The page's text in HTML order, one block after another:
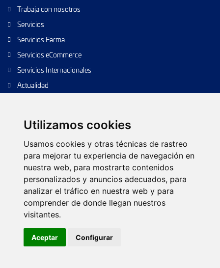
Utilizamos cookies
Usamos cookies y otras técnicas de rastreo
para mejorar tu experiencia de navegación en
nuestra web, para mostrarte contenidos
personalizados y anuncios adecuados, para
analizar el tráfico en nuestra web y para
comprender de donde llegan nuestros
visitantes.
Aceptar Configurar
Trabaja con nosotros
Servicios
Servicios Farma
Servicios eCommerce
Servicios Internacionales
Actualidad
Envíos de calidad
Envíos Baratos
Política de cookies Configurar cookies
Política de privacidad
Aviso legal
Árbol web Contacto
© 2026 TIPSA. Reservados todos los derechos.
Diseño web: